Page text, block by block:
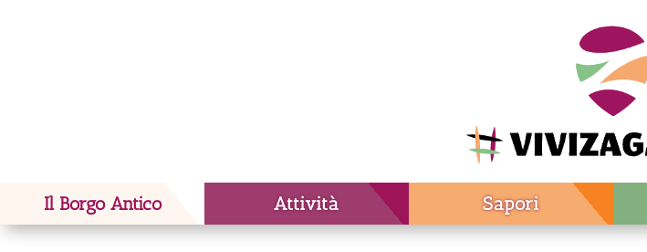
Il Borgo Antico Attività Sapori